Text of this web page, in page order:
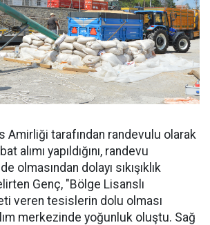
Amirliği tarafından randevulu olarak
alımı yapıldığını, randevu
olmasından dolayı sıkışıklık
Genç, "Bölge Lisanslı
veren tesislerin dolu olması
merkezinde yoğunluk oluştu. Sağ